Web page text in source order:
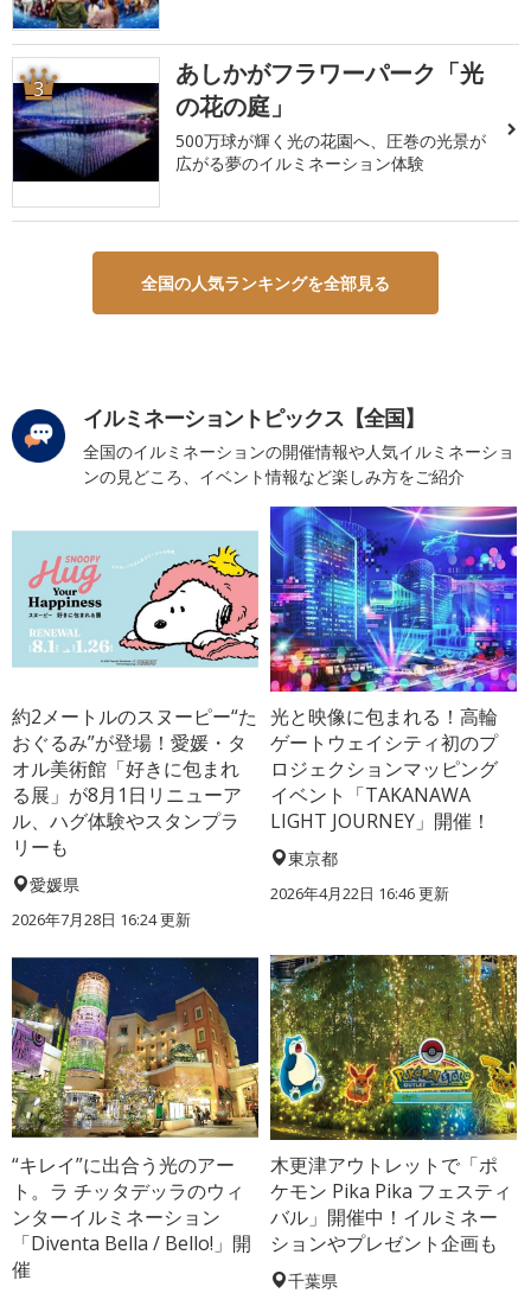
3
あしかがフラワーパーク「光
の花の庭」
500万球が輝く光の花園へ、圧巻の光景が
広がる夢のイルミネーション体験
全国の人気ランキングを全部見る
イルミネーショントピックス【全国】
全国のイルミネーションの開催情報や人気イルミネーショ
ンの見どころ、イベント情報など楽しみ方をご紹介
約2メートルのスヌーピー“た
おぐるみ”が登場！愛媛・タ
オル美術館「好きに包まれ
る展」が8月1日リニューア
ル、ハグ体験やスタンプラ
リーも
愛媛県
2026年7月28日 16:24 更新
光と映像に包まれる！高輪
ゲートウェイシティ初のプ
ロジェクションマッピング
イベント「TAKANAWA
LIGHT JOURNEY」開催！
東京都
2026年4月22日 16:46 更新
“キレイ”に出合う光のアー
ト。ラ チッタデッラのウィ
ンターイルミネーション
「Diventa Bella / Bello!」開
催
木更津アウトレットで「ポ
ケモン Pika Pika フェスティ
バル」開催中！イルミネー
ションやプレゼント企画も
千葉県